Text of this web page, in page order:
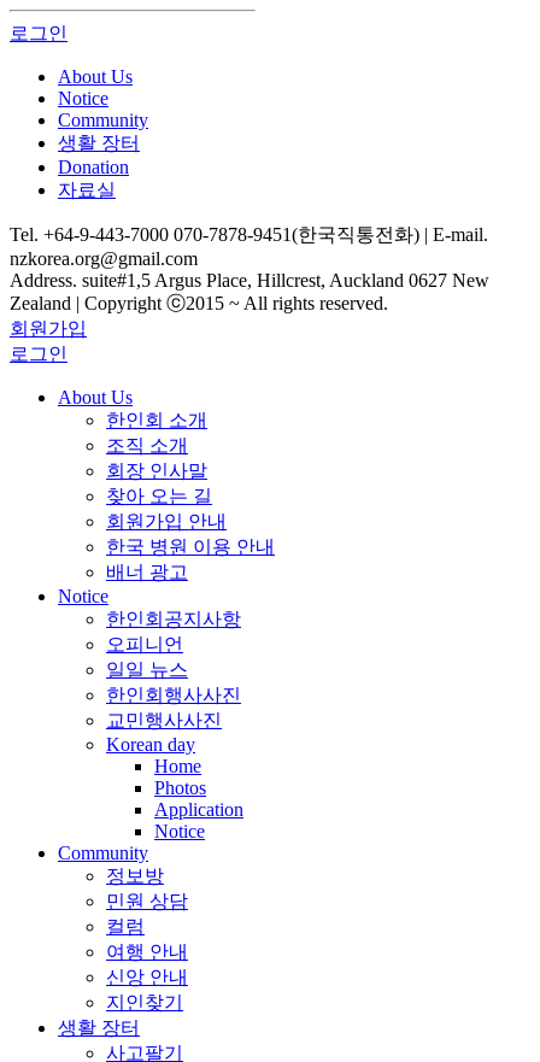
로그인
About Us
Notice
Community
생활 장터
Donation
자료실
Tel. +64-9-443-7000 070-7878-9451(한국직통전화) | E-mail.
nzkorea.org@gmail.com
Address. suite#1,5 Argus Place, Hillcrest, Auckland 0627 New
Zealand | Copyright ⓒ2015 ~ All rights reserved.
회원가입
로그인
About Us
한인회 소개
조직 소개
회장 인사말
찾아 오는 길
회원가입 안내
한국 병원 이용 안내
배너 광고
Notice
한인회공지사항
오피니언
일일 뉴스
한인회행사사진
교민행사사진
Korean day
Home
Photos
Application
Notice
Community
정보방
민원 상담
컬럼
여행 안내
신앙 안내
지인찾기
생활 장터
사고팔기